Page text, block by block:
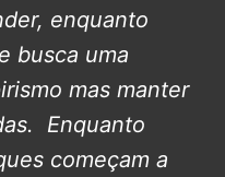
enquanto
busca uma
mas manter
Enquanto
começam a